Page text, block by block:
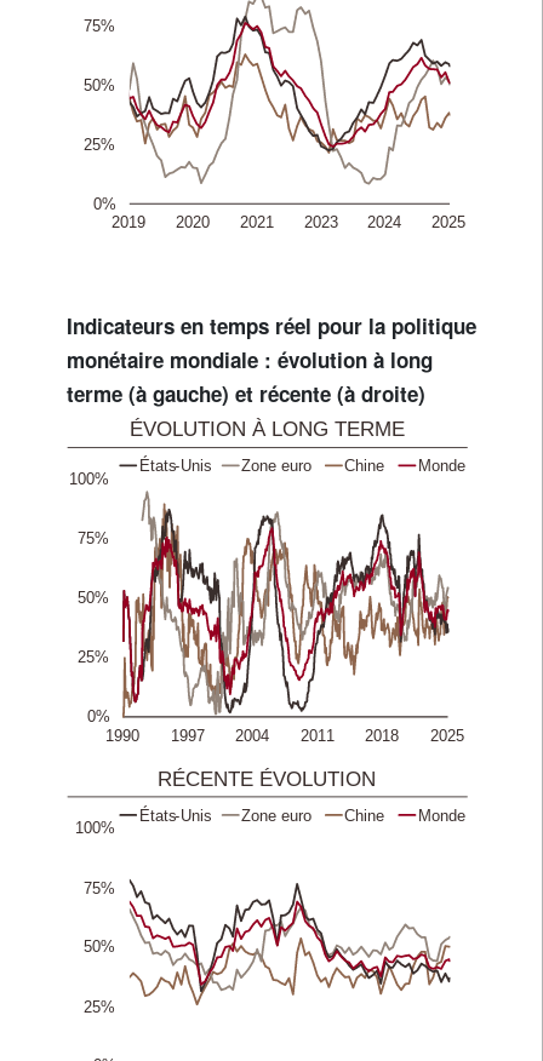
Indicateurs en temps réel pour la politique
monétaire mondiale : évolution à long
terme (à gauche) et récente (à droite)